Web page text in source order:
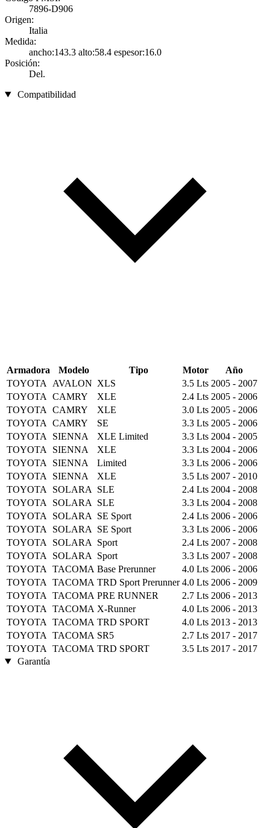
7896-D906
Origen:
Italia
Medida:
ancho:143.3 alto:58.4 espesor:16.0
Posición:
Del.
Compatibilidad
Armadora Modelo Tipo Motor
Año
TOYOTA
AVALON XLS 3.5 Lts 2005 - 2007
TOYOTA
CAMRY XLE 2.4 Lts 2005 - 2006
TOYOTA
CAMRY XLE 3.0 Lts 2005 - 2006
TOYOTA
CAMRY SE 3.3 Lts 2005 - 2006
TOYOTA
SIENNA XLE Limited 3.3 Lts 2004 - 2005
TOYOTA
SIENNA XLE 3.3 Lts 2004 - 2006
TOYOTA
SIENNA Limited 3.3 Lts 2006 - 2006
TOYOTA
SIENNA XLE 3.5 Lts 2007 - 2010
TOYOTA
SOLARA SLE 2.4 Lts 2004 - 2008
TOYOTA
SOLARA SLE 3.3 Lts 2004 - 2008
TOYOTA
SOLARA SE Sport 2.4 Lts 2006 - 2006
TOYOTA
SOLARA SE Sport 3.3 Lts 2006 - 2006
TOYOTA
SOLARA Sport 2.4 Lts 2007 - 2008
TOYOTA
SOLARA Sport 3.3 Lts 2007 - 2008
TOYOTA
TACOMA Base Prerunner 4.0 Lts 2006 - 2006
TOYOTA
TACOMA TRD Sport Prerunner 4.0 Lts 2006 - 2009
TOYOTA
TACOMA PRE RUNNER 2.7 Lts 2006 - 2013
TOYOTA
TACOMA X-Runner 4.0 Lts 2006 - 2013
TOYOTA
TACOMA TRD SPORT 4.0 Lts 2013 - 2013
TOYOTA
TACOMA SR5 2.7 Lts 2017 - 2017
TOYOTA
TACOMA TRD SPORT 3.5 Lts 2017 - 2017
Garantía